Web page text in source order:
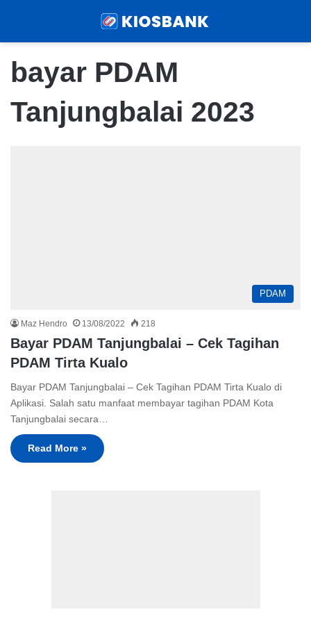
bayar PDAM
Tanjungbalai 2023
PDAM
Maz Hendro 13/08/2022 218
Bayar PDAM Tanjungbalai – Cek Tagihan
PDAM Tirta Kualo
Bayar PDAM Tanjungbalai – Cek Tagihan PDAM Tirta Kualo di
Aplikasi. Salah satu manfaat membayar tagihan PDAM Kota
Tanjungbalai secara…
Read More »